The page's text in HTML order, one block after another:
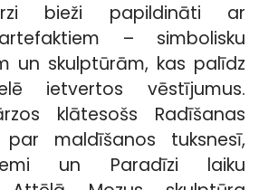
bieži papildināti ar
– simbolisku
un skulptūrām, kas palīdz
ietvertos vēstījumus.
klātesošs Radīšanas
maldīšanos tuksnesī,
un Paradīzi laiku